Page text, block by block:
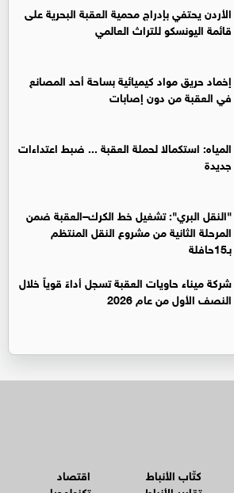
الأردن يحتفي بإدراج محمية العقبة البحرية على
قائمة اليونسكو للتراث العالمي
إخماد حريق مواد كيميائية بساحة أحد المصانع
في العقبة من دون إصابات
المياه: استكمالا لحملة العقبة ... ضبط اعتداءات
جديدة
"النقل البري": تشغيل خط الكرك–العقبة ضمن
المرحلة الثانية من مشروع النقل المنتظم
بـ15حافلة
شركة ميناء حاويات العقبة تسجل أداءً قوياً خلال
النصف الأول من عام 2026
كتّاب الأنباط
اقتصاد